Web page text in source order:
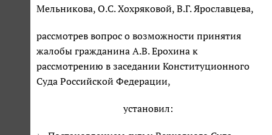
Мельникова, О.С. Хохряковой, В.Г. Ярославцева,
рассмотрев вопрос о возможности принятия
жалобы гражданина А.В. Ерохина к
рассмотрению в заседании Конституционного
Суда Российской Федерации,
установил: